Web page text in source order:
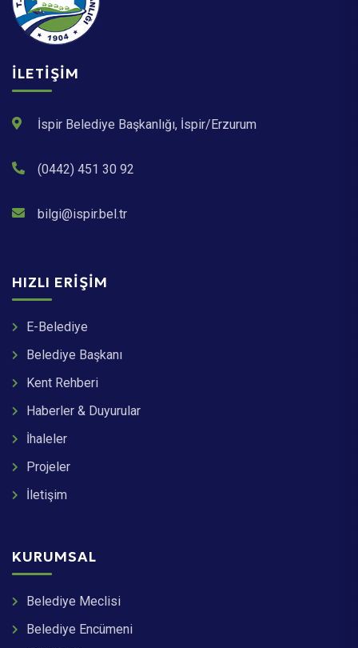
İLETIŞIM
İspir Belediye Başkanlığı, İspir/Erzurum
(0442) 451 30 92
bilgi@ispir.bel.tr
HIZLI ERIŞIM
E-Belediye
Belediye Başkanı
Kent Rehberi
Haberler & Duyurular
İhaleler
Projeler
İletişim
KURUMSAL
Belediye Meclisi
Belediye Encümeni